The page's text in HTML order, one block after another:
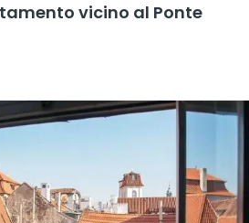
vicino al Ponte